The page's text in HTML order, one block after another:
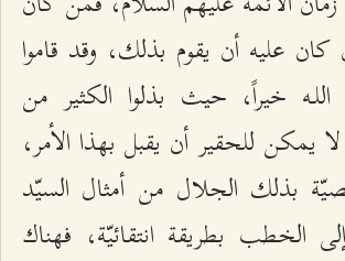
عليه أن يقوم بذلك، وقد قاموا
خيراً، حيث بذلوا الكثير من
يمكن للحقير أن يقبل بهذا الأمر،
بذلك الجلال من أمثال السيّد
الخطب بطريقة انتقائيّة، فهناك